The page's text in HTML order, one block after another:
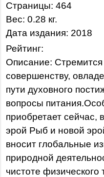
Страницы: 464
Вес: 0.28 кг.
Дата издания: 2018
Рейтинг:
Описание:
совершенству,
пути духовного
вопросы
приобретает
эрой Рыб и новой
вносит глобальные
природной
чистоте